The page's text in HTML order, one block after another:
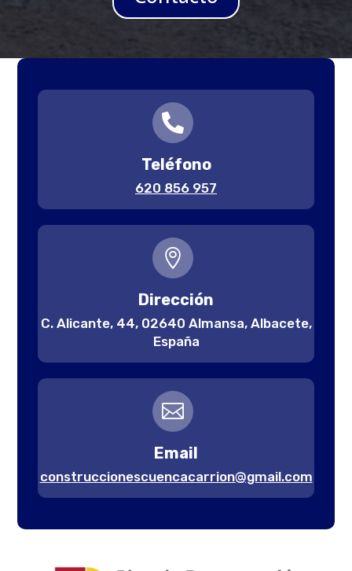

Teléfono
620 856 957

Dirección
C. Alicante, 44, 02640 Almansa, Albacete,
España

Email
construccionescuencacarrion@gmail.com